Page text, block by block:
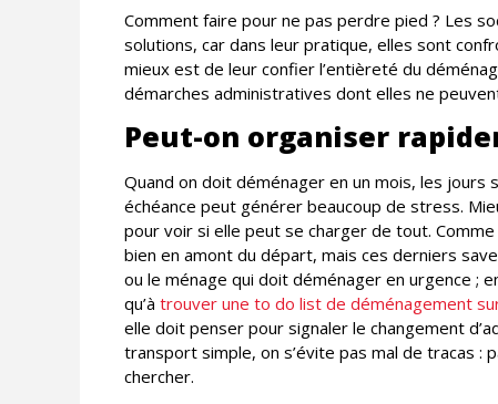
Comment faire pour ne pas perdre pied ? Les
solutions, car dans leur pratique, elles sont
mieux est de leur confier l’entièreté du
démarches administratives dont elles ne
Peut-on organiser
Quand on doit déménager en un mois, les
échéance peut générer beaucoup de stress.
pour voir si elle peut se charger de tout.
bien en amont du départ, mais ces derniers
ou le ménage qui doit déménager en urgence ;
qu’à trouver une to do list de déménagement
elle doit penser pour signaler le changement
transport simple, on s’évite pas mal de tracas :
chercher.